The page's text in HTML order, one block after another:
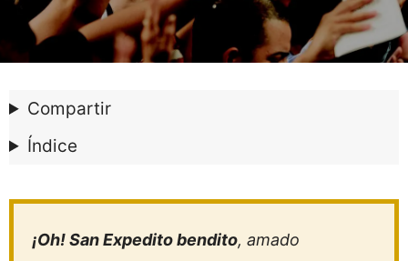
Compartir
Índice
¡Oh! San Expedito bendito, amado